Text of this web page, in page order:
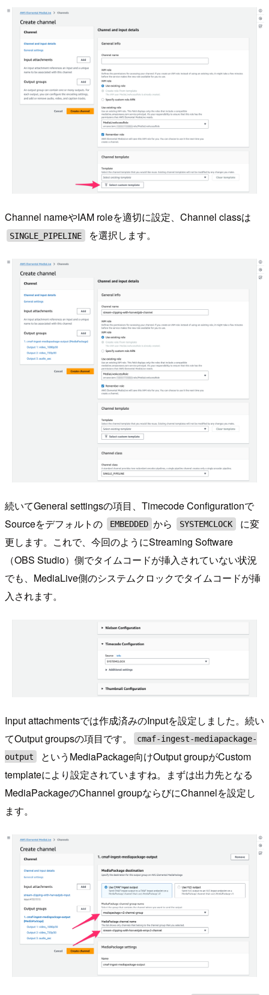
Channel nameやIAM roleを適切に設定、Channel classは
SINGLE_PIPELINE を選択します。
続いてGeneral settingsの項目、Timecode Configurationで
Sourceをデフォルトの
EMBEDDED から SYSTEMCLOCK
に変
更します。これで、今回のようにStreaming Software
（OBS Studio）側でタイムコードが挿入されていない状況
でも、MediaLive側のシステムクロックでタイムコードが挿
入されます。
Input attachmentsでは作成済みのInputを設定しました。続い
てOutput groupsの項目です。
cmaf-ingest-mediapackage-
output
というMediaPackage向けOutput groupがCustom
templateにより設定されていますね。まずは出力先となる
MediaPackageのChannel groupならびにChannelを設定し
ます。